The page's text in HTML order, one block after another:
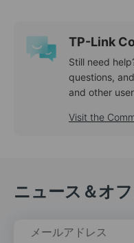
TP-Link
Still need
questions,
and other
Visit the
ニュース＆オ
メールアドレス